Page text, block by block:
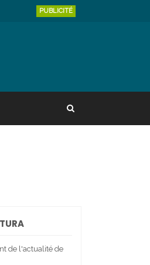
PUBLICITÉ
de l'actualité de